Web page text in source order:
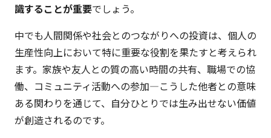
識することが重要でしょう。
中でも人間関係や社会とのつながりへの投資は、個人の
生産性向上において特に重要な役割を果たすと考えられ
ます。家族や友人との質の高い時間の共有、職場での協
働、コミュニティ活動への参加—こうした他者との意味
ある関わりを通じて、自分ひとりでは生み出せない価値
が創造されるのです。